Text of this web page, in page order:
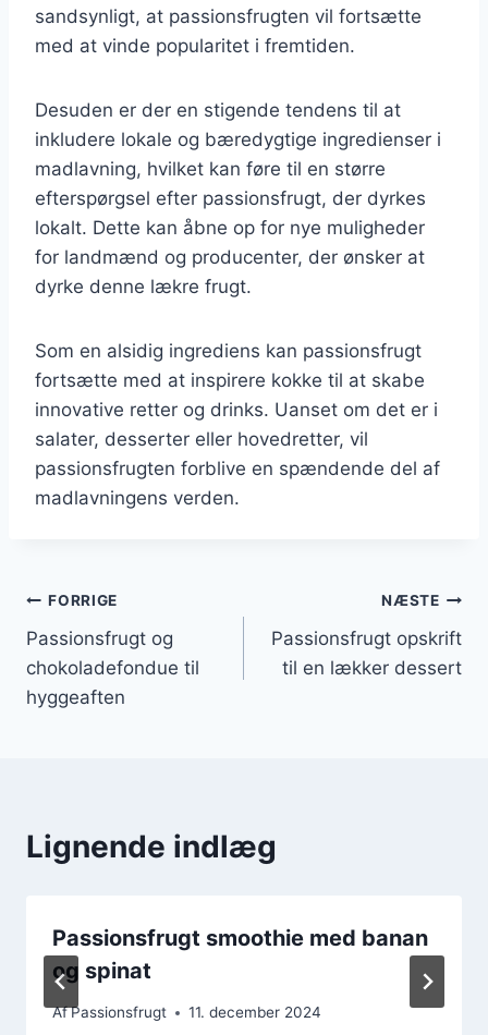
sandsynligt, at passionsfrugten vil fortsætte
med at vinde popularitet i fremtiden.
Desuden er der en stigende tendens til at
inkludere lokale og bæredygtige ingredienser i
madlavning, hvilket kan føre til en større
efterspørgsel efter passionsfrugt, der dyrkes
lokalt. Dette kan åbne op for nye muligheder
for landmænd og producenter, der ønsker at
dyrke denne lækre frugt.
Som en alsidig ingrediens kan passionsfrugt
fortsætte med at inspirere kokke til at skabe
innovative retter og drinks. Uanset om det er i
salater, desserter eller hovedretter, vil
passionsfrugten forblive en spændende del af
madlavningens verden.
Indlægsnavigation
FORRIGE
Passionsfrugt og
chokoladefondue til
hyggeaften
NÆSTE
Passionsfrugt opskrift
til en lækker dessert
Lignende indlæg
Passionsfrugt smoothie med banan
og spinat
AfPassionsfrugt 11. december 2024